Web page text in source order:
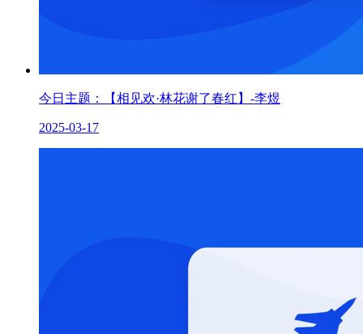
今日主题：【相见欢·林花谢了春红】-李煜
2025-03-17